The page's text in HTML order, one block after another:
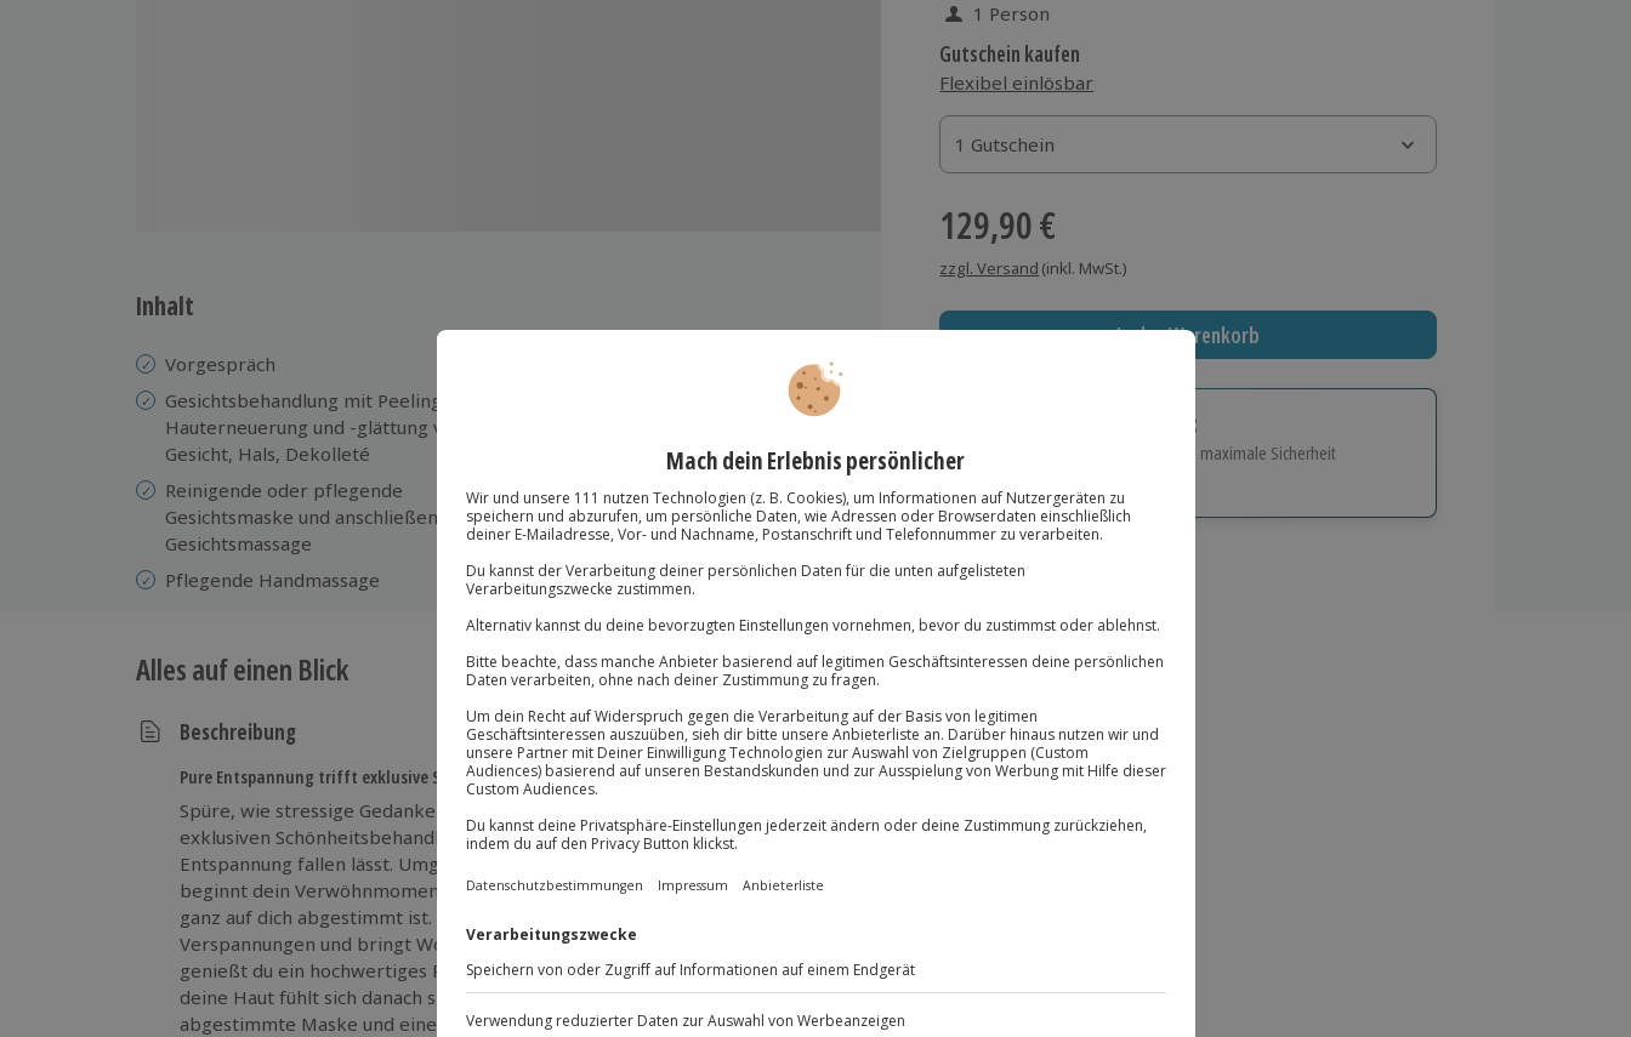
1 Person
Gutschein kaufen
Flexibel einlösbar
1 Gutschein
1 Gutschein
1 Gutschein
129,90 €
zzgl. Versand (inkl. MwSt.)
In den Warenkorb
Immer das richtige Geschenk:
Große Auswahl, volle Flexibilität und maximale Sicherheit
Große Auswahl
Über 9.000 Erlebnisse.
Volle Flexibilität
Maximale Sicherheit
Inhalt
Vorgespräch
Gesichtsbehandlung mit Peeling zur
Hauterneuerung und -glättung von
Gesicht, Hals, Dekolleté
Reinigende oder pflegende
Gesichtsmaske und anschließende
Gesichtsmassage
Pflegende Handmassage
Pürovel Tea, Cookies, erfrischendes
Erlebnisduschen und historisch
Nachruhe
Alles auf einen Blick
Beschreibung
Pure Entspannung trifft exklusive Schönheit in Dresden
Spüre, wie stressige Gedanken von dir abfallen, während du dich bei der
exklusiven Schönheitsbehandlung für Frauen in Dresden in pure
Entspannung fallen lässt. Umgeben von einer stilvollen Atmosphäre
beginnt dein Verwöhnmoment mit einem individuellen Vorgespräch, das
ganz auf dich abgestimmt ist. Eine sanfte Nacken-Schulter-Massage lockert
Verspannungen und bringt Wohlbefinden in jeden Muskel. Anschließend
genießt du ein hochwertiges Peeling für Gesicht, Hals und Dekolleté –
deine Haut fühlt sich danach sichtbar glatter und frischer an. Eine perfekt
abgestimmte Maske und eine entspannte Gesichtsmassage lassen dich tief